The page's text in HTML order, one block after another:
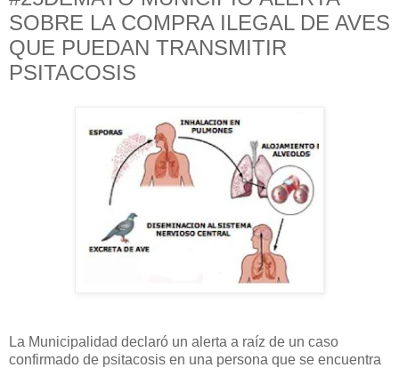
SOBRE LA COMPRA ILEGAL DE AVES
QUE PUEDAN TRANSMITIR
PSITACOSIS
La Municipalidad declaró un alerta a raíz de un caso
confirmado de psitacosis en una persona que se encuentra